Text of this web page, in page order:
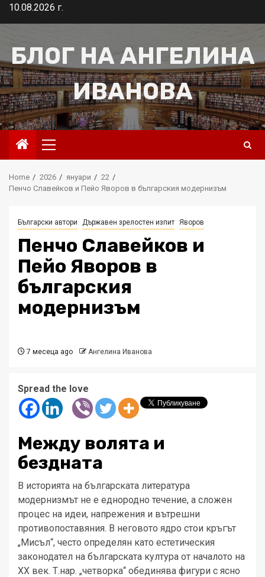
Skip10.08.2026 г.
БЛОГ НА АНГЕЛИНА
ИВАНОВА
Primary
Menu
Home 2026 януари
22
Пенчо Славейков и Пейо Яворов в българския модернизъм
Български автори Държавен зрелостен изпит Яворов
Пенчо Славейков и
Пейо Яворов в
българския
модернизъм
7 месеца ago Ангелина Иванова
Spread the love
Между волята и
бездната
В историята на българската литература
модернизмът не е еднородно течение, а сложен
процес на идеи, напрежения и вътрешни
противопоставяния. В неговото ядро стои кръгът
„Мисъл“, често определян като естетическия
законодател на българската култура от началото на
ХХ век. Т.нар. „четворка“ обединява фигури с ясно